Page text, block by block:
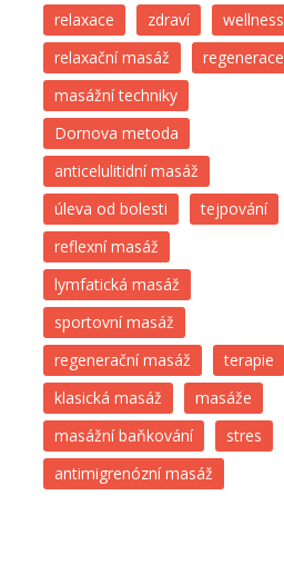
relaxace zdraví
wellness
relaxační masáž
regenerace
masážní techniky
Dornova metoda
anticelulitidní masáž
úleva od bolesti
tejpování
reflexní masáž
lymfatická masáž
sportovní masáž
regenerační masáž
terapie
klasická masáž
masáže
masážní baňkování
stres
antimigrenózní masáž